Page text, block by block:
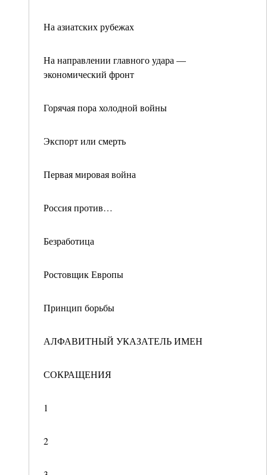
На азиатских рубежах
На направлении главного удара —
экономический фронт
Горячая пора холодной войны
Экспорт или смерть
Первая мировая война
Россия против…
Безработица
Ростовщик Европы
Принцип борьбы
АЛФАВИТНЫЙ УКАЗАТЕЛЬ ИМЕН
СОКРАЩЕНИЯ
1
2